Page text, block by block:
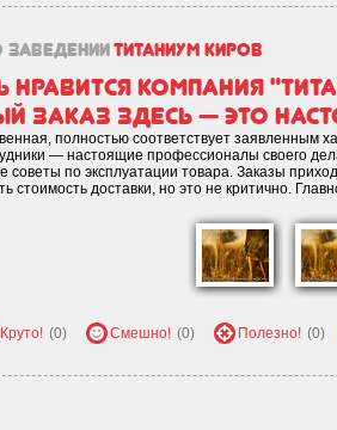
заведенииТитаниум Киров
нравится компания
заказ здесь — это
полностью соответствует заявленным
— настоящие профессионалы своего
советы по эксплуатации товара. Заказы
стоимость доставки, но это не критично.
Круто! (0) Смешно! (0) Полезно! (0)